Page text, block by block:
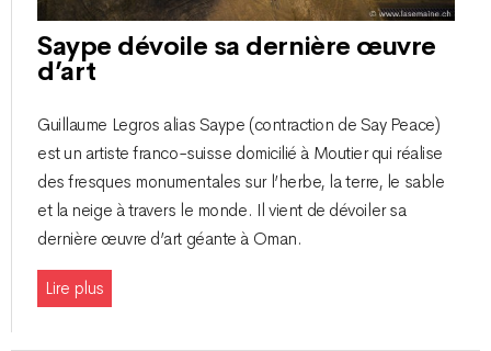
Saype dévoile sa dernière œuvre
d’art
Guillaume Legros alias Saype (contraction de Say Peace)
est un artiste franco-suisse domicilié à Moutier qui réalise
des fresques monumentales sur l’herbe, la terre, le sable
et la neige à travers le monde. Il vient de dévoiler sa
dernière œuvre d’art géante à Oman.
Lire plus